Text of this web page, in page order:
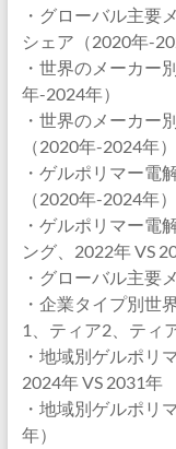
・グローバル主要
シェア（2020年-
・世界のメーカー
年-2024年）
・世界のメーカー
（2020年-2024年）
・ゲルポリマー電
（2020年-2024年）
・ゲルポリマー電
ング、2022年 VS
・グローバル主要
・企業タイプ別世
1、ティア2、ティ
・地域別ゲルポリ
2024年 VS 2031年
・地域別ゲルポリ
年）